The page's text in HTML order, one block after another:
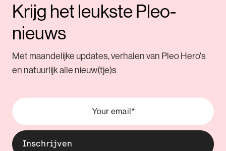
Krijg het leukste Pleo-
nieuws
Met maandelijke updates, verhalen van Pleo Hero's
en natuurlijk alle nieuw(tje)s